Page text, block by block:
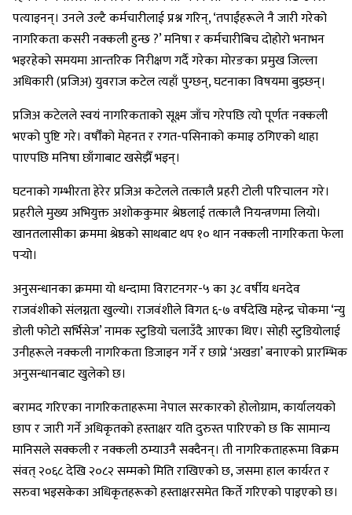
पत्याइनन्। उनले उल्टै कर्मचारीलाई प्रश्न गरिन्, ‘तपाईंहरूले नै जारी गरेको
नागरिकता कसरी नक्कली हुन्छ ?’ मनिषा र कर्मचारीबिच दोहोरो भनाभन
भइरहेको समयमा आन्तरिक निरीक्षण गर्दै गरेका मोरङका प्रमुख जिल्ला
अधिकारी (प्रजिअ) युवराज कटेल त्यहाँ पुग्छन्, घटनाका विषयमा बुझ्छन्।
प्रजिअ कटेलले स्वयं नागरिकताको सूक्ष्म जाँच गरेपछि त्यो पूर्णतः नक्कली
भएको पुष्टि गरे। वर्षौँको मेहनत र रगत-पसिनाको कमाइ ठगिएको थाहा
पाएपछि मनिषा छाँगाबाट खसेझैँ भइन्।
घटनाको गम्भीरता हेरेर प्रजिअ कटेलले तत्कालै प्रहरी टोली परिचालन गरे।
प्रहरीले मुख्य अभियुक्त अशोककुमार श्रेष्ठलाई तत्कालै नियन्त्रणमा लियो।
खानतलासीका क्रममा श्रेष्ठको साथबाट थप १० थान नक्कली नागरिकता फेला
पर्‍यो।
अनुसन्धानका क्रममा यो धन्दामा विराटनगर-५ का ३८ वर्षीय धनदेव
राजवंशीको संलग्नता खुल्यो। राजवंशीले विगत ६-७ वर्षदेखि महेन्द्र चोकमा ‘न्यु
डोली फोटो सर्भिसेज’ नामक स्टुडियो चलाउँदै आएका थिए। सोही स्टुडियोलाई
उनीहरूले नक्कली नागरिकता डिजाइन गर्ने र छाप्ने ‘अखडा’ बनाएको प्रारम्भिक
अनुसन्धानबाट खुलेको छ।
बरामद गरिएका नागरिकताहरूमा नेपाल सरकारको होलोग्राम, कार्यालयको
छाप र जारी गर्ने अधिकृतको हस्ताक्षर यति दुरुस्त पारिएको छ कि सामान्य
मानिसले सक्कली र नक्कली ठम्याउनै सक्दैनन्। ती नागरिकताहरूमा विक्रम
संवत् २०६८ देखि २०८२ सम्मको मिति राखिएको छ, जसमा हाल कार्यरत र
सरुवा भइसकेका अधिकृतहरूको हस्ताक्षरसमेत किर्ते गरिएको पाइएको छ।